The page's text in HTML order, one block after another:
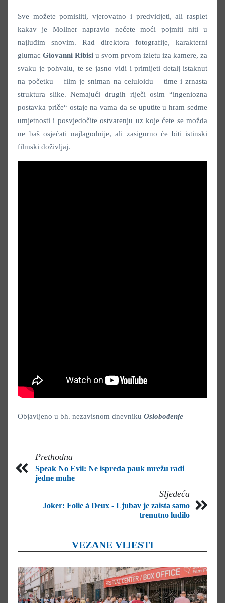
Sve možete pomisliti, vjerovatno i predvidjeti, ali rasplet
kakav je Mollner napravio nećete moći pojmiti niti u
najluđim snovim. Rad direktora fotografije, karakterni
glumac Giovanni Ribisi u svom prvom izletu iza kamere, za
svaku je pohvalu, te se jasno vidi i primijeti detalj istaknut
na početku – film je sniman na celuloidu – time i zrnasta
struktura slike. Nemajući drugih riječi osim “ingeniozna
postavka priče“ ostaje na vama da se uputite u hram sedme
umjetnosti i posvjedočite ostvarenju uz koje ćete se možda
ne baš osjećati najlagodnije, ali zasigurno će biti istinski
filmski doživljaj.
Objavljeno u bh. nezavisnom dnevniku Oslobođenje
Prethodna
Speak No Evil: Ne ispreda pauk mrežu radi
jedne muhe
Sljedeća
Joker: Folie à Deux - Ljubav je zaista samo
trenutno ludilo
VEZANE VIJESTI